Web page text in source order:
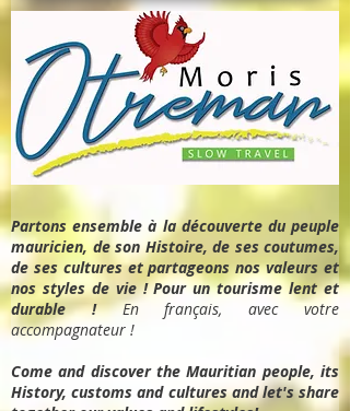
Partons ensemble à la découverte du peuple
mauricien, de son Histoire, de ses coutumes,
de ses cultures et partageons nos valeurs et
nos styles de vie ! Pour un tourisme lent et
durable !En français, avec votre
accompagnateur !
Come and discover the Mauritian people, its
History, customs and cultures and let's share